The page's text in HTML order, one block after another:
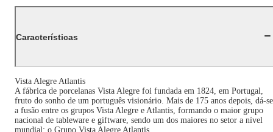
Características
Vista Alegre Atlantis
A fábrica de porcelanas Vista Alegre foi fundada em 1824, em Portugal,
fruto do sonho de um português visionário. Mais de 175 anos depois, dá-se
a fusão entre os grupos Vista Alegre e Atlantis, formando o maior grupo
nacional de tableware e giftware, sendo um dos maiores no setor a nível
mundial: o Grupo Vista Alegre Atlantis.